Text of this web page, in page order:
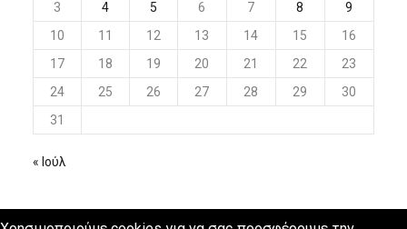
3
4 5 6 7 8
9
10
11 12 13 14 15
16
17
18 19 20 21 22
23
24
25 26 27 28 29
30
31
« Ιούλ